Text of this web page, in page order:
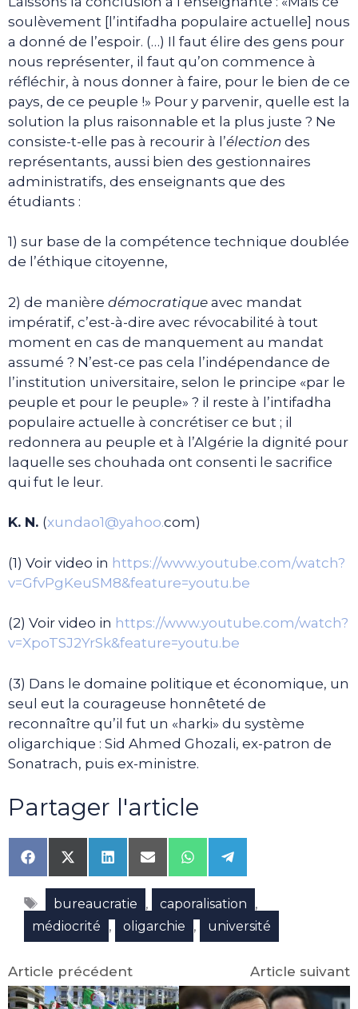
soulèvement [l’intifadha populaire actuelle] nous
a donné de l’espoir. (…) Il faut élire des gens pour
nous représenter, il faut qu’on commence à
réfléchir, à nous donner à faire, pour le bien de ce
pays, de ce peuple !» Pour y parvenir, quelle est la
solution la plus raisonnable et la plus juste ? Ne
consiste-t-elle pas à recourir à l’élection des
représentants, aussi bien des gestionnaires
administratifs, des enseignants que des
étudiants :
1) sur base de la compétence technique doublée
de l’éthique citoyenne,
2) de manière démocratique avec mandat
impératif, c’est-à-dire avec révocabilité à tout
moment en cas de manquement au mandat
assumé ? N’est-ce pas cela l’indépendance de
l’institution universitaire, selon le principe «par le
peuple et pour le peuple» ? il reste à l’intifadha
populaire actuelle à concrétiser ce but ; il
redonnera au peuple et à l’Algérie la dignité pour
laquelle ses chouhada ont consenti le sacrifice
qui fut le leur.
K. N. (xundao1@yahoo.com)
(1) Voir video in https://www.youtube.com/watch?
v=GfvPgKeuSM8&feature=youtu.be
(2) Voir video in https://www.youtube.com/watch?
v=XpoTSJ2YrSk&feature=youtu.be
(3) Dans le domaine politique et économique, un
seul eut la courageuse honnêteté de
reconnaître qu’il fut un «harki» du système
oligarchique : Sid Ahmed Ghozali, ex-patron de
Sonatrach, puis ex-ministre.
Partager l'article
Share
on
Facebook
Share
on
X
(Twitter)
Share
on
LinkedIn
Share
on
Email
Share
on
WhatsApp
Share
on
Telegram
Étiquettes
bureaucratie , caporalisation ,
médiocrité , oligarchie , université
Article précédent Article suivant